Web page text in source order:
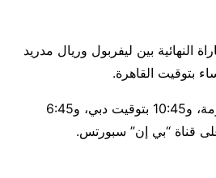
النهائية بين ليفربول وريال مدريد
و9:45 بتوقيت مكة المكرمة، و10:45 بتوقيت دبي، و6:45
قناة “بي إن” سبورتس.